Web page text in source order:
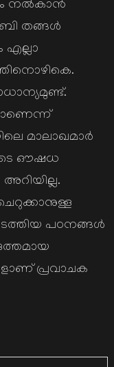
നല്‍കാന്‍
തങ്ങള്‍
എല്ലാ
മാലാഖമാര്‍
ഔഷധ
പഠനങ്ങള്‍
പ്രവാചക